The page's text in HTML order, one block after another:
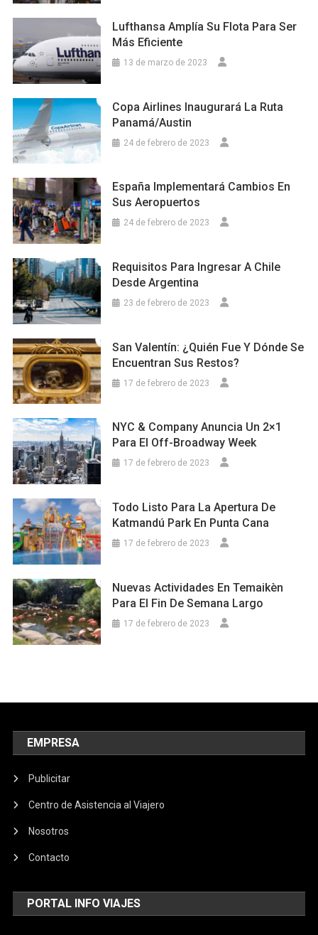
Lufthansa Amplía Su Flota Para Ser
Más Eficiente
13 de marzo de 2023
Copa Airlines Inaugurará La Ruta
Panamá/Austin
24 de febrero de 2023
España Implementará Cambios En
Sus Aeropuertos
24 de febrero de 2023
Requisitos Para Ingresar A Chile
Desde Argentina
23 de febrero de 2023
San Valentín: ¿Quién Fue Y Dónde Se
Encuentran Sus Restos?
17 de febrero de 2023
NYC & Company Anuncia Un 2×1
Para El Off-Broadway Week
17 de febrero de 2023
Todo Listo Para La Apertura De
Katmandú Park En Punta Cana
17 de febrero de 2023
Nuevas Actividades En Temaikèn
Para El Fin De Semana Largo
17 de febrero de 2023
EMPRESA
Publicitar
Centro de Asistencia al Viajero
Nosotros
Contacto
PORTAL INFO VIAJES